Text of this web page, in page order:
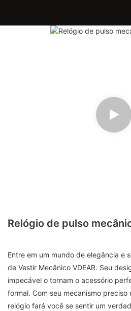
Relógio de pulso
Entre em um mundo de elegância e
de Vestir Mecânico VDEAR. Seu
impecável o tornam o acessório
formal. Com seu mecanismo
relógio fará você se sentir um